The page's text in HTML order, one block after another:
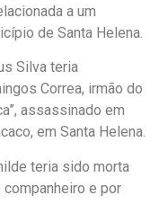
a um
de Santa Helena.
Silva teria
Correa, irmão do
assassinado em
em Santa Helena.
teria sido morta
e por